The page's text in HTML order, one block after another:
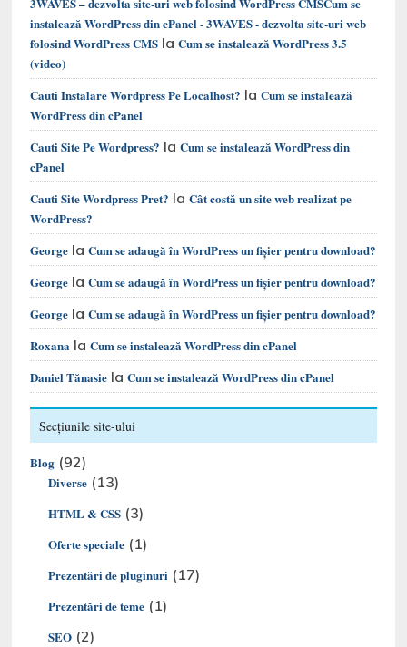
3WAVES – dezvolta site-uri web folosind WordPress CMSCum se
instalează WordPress din cPanel - 3WAVES - dezvolta site-uri web
folosind WordPress CMS laCum se instalează WordPress 3.5
(video)
Cauti Instalare Wordpress Pe Localhost? laCum se instalează
WordPress din cPanel
Cauti Site Pe Wordpress? laCum se instalează WordPress din
cPanel
Cauti Site Wordpress Pret? laCât costă un site web realizat pe
WordPress?
George laCum se adaugă în WordPress un fișier pentru download?
George laCum se adaugă în WordPress un fișier pentru download?
George laCum se adaugă în WordPress un fișier pentru download?
Roxana laCum se instalează WordPress din cPanel
Daniel Tănasie laCum se instalează WordPress din cPanel
Secțiunile site-ului
Blog (92)
Diverse (13)
HTML & CSS (3)
Oferte speciale (1)
Prezentări de pluginuri (17)
Prezentări de teme (1)
SEO (2)